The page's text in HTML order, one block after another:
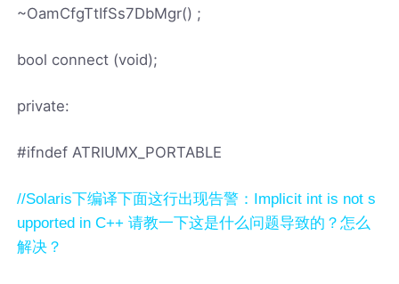
~OamCfgTtIfSs7DbMgr() ;
bool connect (void);
private:
#ifndef ATRIUMX_PORTABLE
//Solaris下编译下面这行出现告警：Implicit int is not s
upported in C++ 请教一下这是什么问题导致的？怎么
解决？